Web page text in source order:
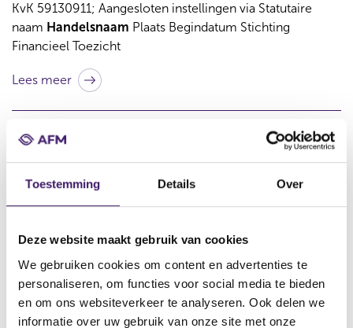
Toestemming Details Over
Deze website maakt gebruik van cookies
We gebruiken cookies om content en advertenties te
personaliseren, om functies voor social media te bieden
en om ons websiteverkeer te analyseren. Ook delen we
informatie over uw gebruik van onze site met onze
KvK 59130911; Aangesloten instellingen via Statutaire
naam Handelsnaam Plaats Begindatum Stichting
Financieel Toezicht
Lees meer
De Hypotheker Middelburg B.V. | Register
financiële dienstverleners | AFM Voor de Sector
Financiële dienstverleners (11/01/2023)
Resultaat uit register financiëledienstverlenersDe
HypothekerMiddelburgB.V.;Handelsnaam
HypothekerMiddelburg,DeHypothekerMiddelburg
AdresMiddelburg; LandNederland; KvK 99328445;
Aangesloten instellingen via Statutaire naam